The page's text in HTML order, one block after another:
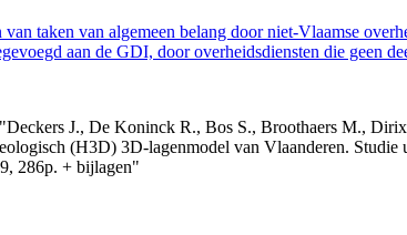
taken van algemeen belang door niet-Vlaamse
aan de GDI, door overheidsdiensten die geen
J., De Koninck R., Bos S., Broothaers M.,
(H3D) 3D-lagenmodel van Vlaanderen.
286p. + bijlagen"